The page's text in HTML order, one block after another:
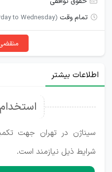
تمام وقت (Saturday to Wednesday)
اطلاعات بیشتر
سیناژن در تهران جهت
شرایط ذیل نیازمند است.